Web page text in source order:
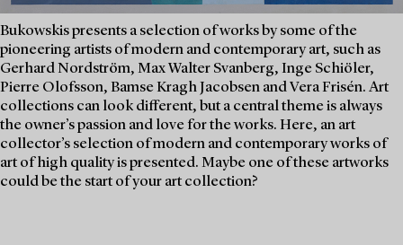
Bukowskis presents a selection of works by some of the
pioneering artists of modern and contemporary art, such as
Gerhard Nordström, Max Walter Svanberg, Inge Schiöler,
Pierre Olofsson, Bamse Kragh Jacobsen and Vera Frisén. Art
collections can look different, but a central theme is always
the owner’s passion and love for the works. Here, an art
collector’s selection of modern and contemporary works of
art of high quality is presented. Maybe one of these artworks
could be the start of your art collection?